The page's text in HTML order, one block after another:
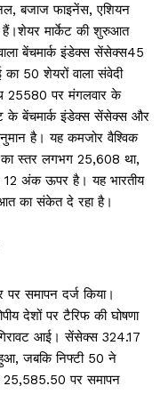
बजाज फाइनेंस, एशियन
हैं।शेयर मार्केट की शुरुआत
बेंचमार्क इंडेक्स सेंसेक्स45
50 शेयरों वाला संवेदी
25580 पर मंगलवार के
के बेंचमार्क इंडेक्स सेंसेक्स और
है। यह कमजोर वैश्विक
का स्तर लगभग 25,608 था,
12 अंक ऊपर है। यह भारतीय
का संकेत दे रहा है।
पर समापन दर्ज किया।
देशों पर टैरिफ की घोषणा
आई। सेंसेक्स 324.17
जबकि निफ्टी 50 ने
पर समापन